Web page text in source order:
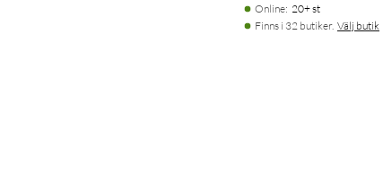
Online: 20+ st
Finns i 32 butiker. Välj butik